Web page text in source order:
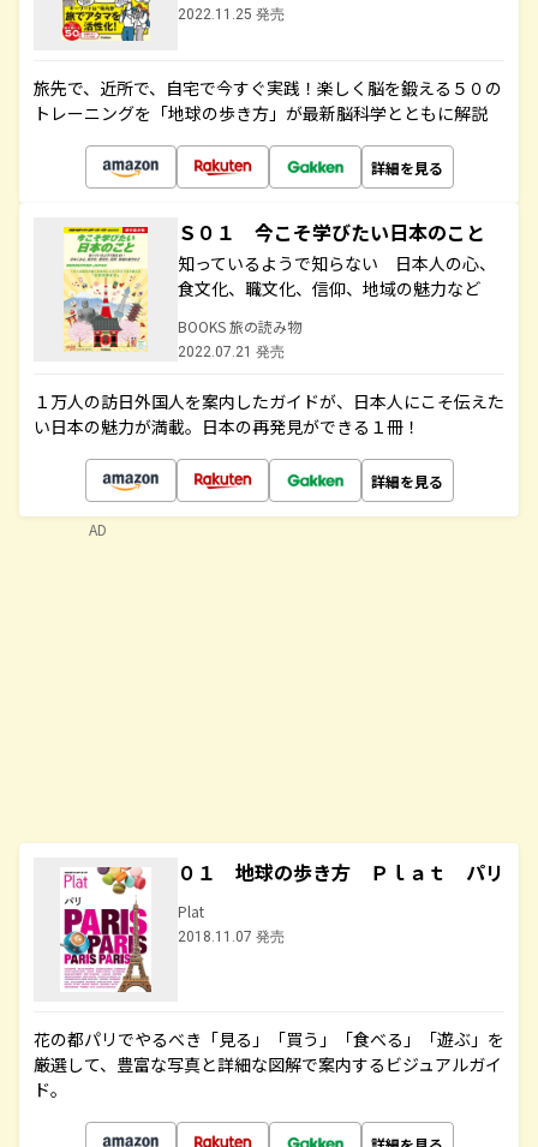
2022.11.25 発売
旅先で、近所で、自宅で今すぐ実践！楽しく脳を鍛える５０の
トレーニングを「地球の歩き方」が最新脳科学とともに解説
詳細を見る
Ｓ０１ 今こそ学びたい日本のこと
知っているようで知らない 日本人の心、
食文化、職文化、信仰、地域の魅力など
BOOKS 旅の読み物
2022.07.21 発売
１万人の訪日外国人を案内したガイドが、日本人にこそ伝えた
い日本の魅力が満載。日本の再発見ができる１冊！
詳細を見る
０１ 地球の歩き方 Ｐｌａｔ パリ
Plat
2018.11.07 発売
花の都パリでやるべき「見る」「買う」「食べる」「遊ぶ」を
厳選して、豊富な写真と詳細な図解で案内するビジュアルガイ
ド。
AD